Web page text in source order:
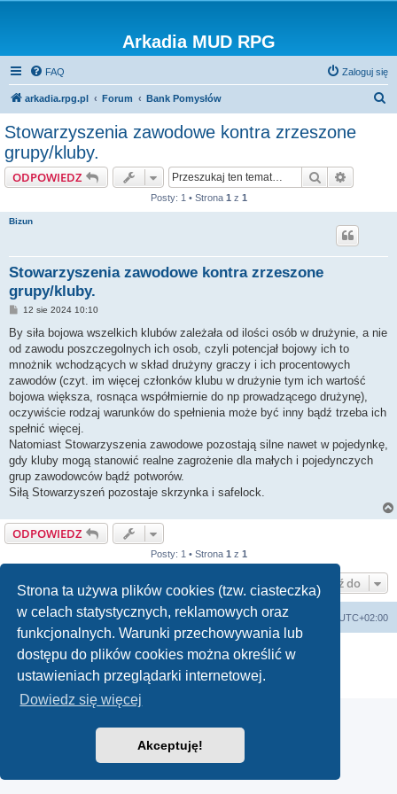
Strona ta używa plików cookies (tzw. ciasteczka)
w celach statystycznych, reklamowych oraz
funkcjonalnych. Warunki przechowywania lub
dostępu do plików cookies można określić w
ustawieniach przeglądarki internetowej.
Dowiedz się więcej
Akceptuję!
Arkadia MUD RPG
FAQ Zaloguj się
arkadia.rpg.pl Forum Bank Pomysłów
Stowarzyszenia zawodowe kontra zrzeszone
grupy/kluby.
ODPOWIEDZ Szukaj
Posty: 1 • Strona 1 z 1
Bizun
Stowarzyszenia zawodowe kontra zrzeszone
grupy/kluby.
P
s
t
12 sie 2024 10:10
By siła bojowa wszelkich klubów zależała od ilości osób w drużynie, a nie
od zawodu poszczegolnych ich osob, czyli potencjał bojowy ich to
mnożnik wchodzących w skład drużyny graczy i ich procentowych
zawodów (czyt. im więcej członków klubu w drużynie tym ich wartość
bojowa większa, rosnąca współmiernie do np prowadzącego drużynę),
oczywiście rodzaj warunków do spełnienia może być inny bądź trzeba ich
spełnić więcej.
Natomiast Stowarzyszenia zawodowe pozostają silne nawet w pojedynkę,
gdy kluby mogą stanowić realne zagrożenie dla małych i pojedynczych
grup zawodowców bądź potworów.
Siłą Stowarzyszeń pozostaje skrzynka i safelock.
ODPOWIEDZ
Posty: 1 • Strona 1 z 1
Przejdź do
arkadia.rpg.pl Forum Strefa czasowa UTC+02:00
Technologię dostarczaphpBB
® Forum Software © phpBB Limited
Zasady ochrony danych osobowych|Regulamin